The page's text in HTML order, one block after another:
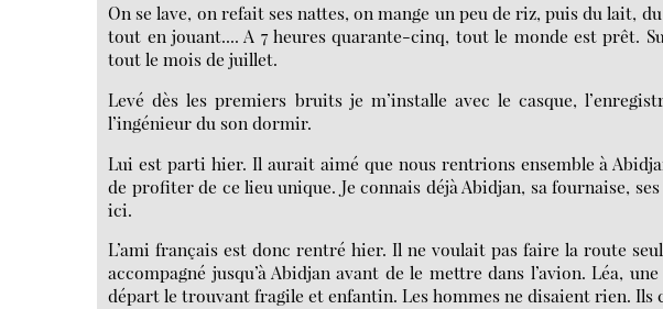
On se lave, on refait ses nattes, on mange un peu de riz, puis du lait,
tout en jouant.... A 7 heures quarante-cinq, tout le monde est prêt.
tout le mois de juillet.
Levé dès les premiers bruits je m’installe avec le casque,
l’ingénieur du son dormir.
Lui est parti hier. Il aurait aimé que nous rentrions ensemble à
de profiter de ce lieu unique. Je connais déjà Abidjan, sa fournaise,
ici.
L’ami français est donc rentré hier. Il ne voulait pas faire la route
accompagné jusqu’à Abidjan avant de le mettre dans l’avion. Léa,
départ le trouvant fragile et enfantin. Les hommes ne disaient rien. Ils